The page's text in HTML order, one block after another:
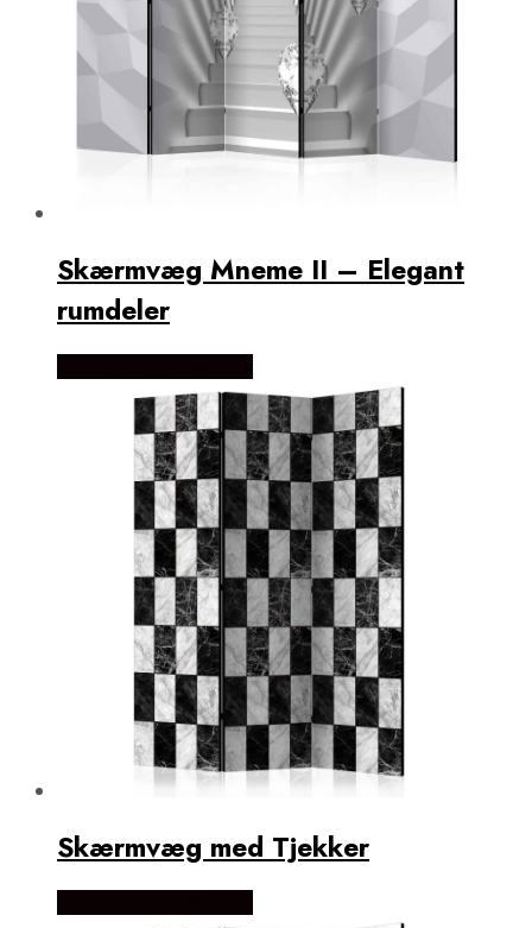
Skærmvæg Mneme II – Elegant
rumdeler
Skærmvæg med Tjekker